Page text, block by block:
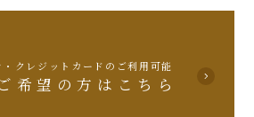
クレジットカードのご利用可能
希望の方はこちら